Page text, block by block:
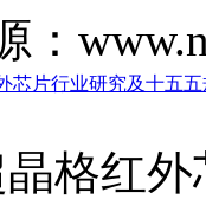
：
芯片行业研究及十五
格红外